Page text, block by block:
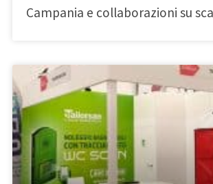
Campania e collaborazioni su